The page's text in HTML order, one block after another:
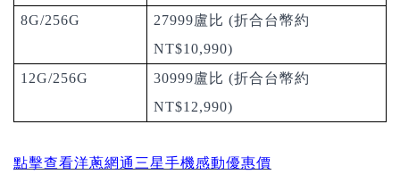
8G/256G
27999盧比 (折合台幣約
NT$10,990)
12G/256G
30999盧比 (折合台幣約
NT$12,990)
點擊查看洋蔥網通三星手機感動優惠價